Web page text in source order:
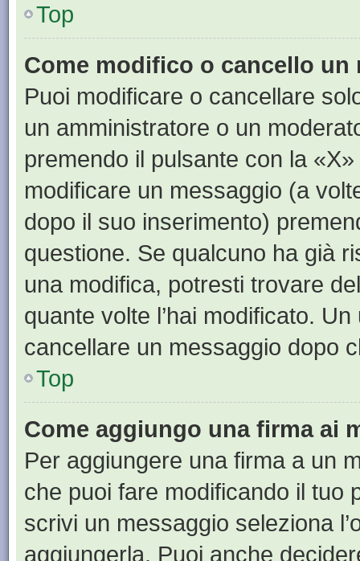
Top
Come modifico o cancello un
Puoi modificare o cancellare
un amministratore o un
premendo il pulsante con la
modificare un messaggio (a
dopo il suo inserimento)
questione. Se qualcuno ha già
una modifica, potresti trovare
quante volte l’hai modificato.
cancellare un messaggio dopo
Top
Come aggiungo una firma ai
Per aggiungere una firma a un
che puoi fare modificando il tuo
scrivi un messaggio seleziona
aggiungerla. Puoi anche